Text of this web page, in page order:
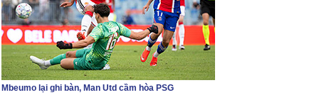
Mbeumo lại ghi bàn, Man Utd cầm hòa PSG